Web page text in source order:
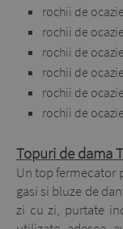
rochii de
rochii de
rochii de
rochii de
rochii de
rochii de
Topuri de dama
Un top fermecator
gasi si bluze de
zi cu zi, purtate